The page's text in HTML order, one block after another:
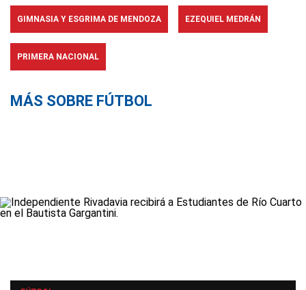
GIMNASIA Y ESGRIMA DE MENDOZA EZEQUIEL MEDRÁN
PRIMERA NACIONAL
MÁS SOBRE FÚTBOL